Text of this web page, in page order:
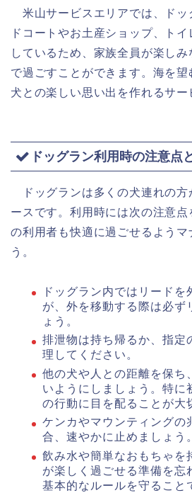
米山サービスエリアでは、ドッ
ドコートやお土産ショップ、ト
しているため、家族全員が楽しみ
で過ごすことができます。海を
犬との楽しい思い出を作れるサー
ドッグラン利用時の注意点
ドッグランは多くの犬連れの方
ースです。利用時には次の注意点
の利用者も快適に過ごせるようマ
う。
ドッグラン内ではリードを
が、外を移動する際は必ず
ょう。
排泄物は持ち帰るか、指定
理してください。
他の犬や人との距離を保ち
いようにしましょう。特に
の行動に目を配ることが大
ケンカやマウンティングの
合、速やかに止めましょう。
飲み水や簡単なおもちゃを
が楽しく過ごせる準備を
基本的なルールを守ること